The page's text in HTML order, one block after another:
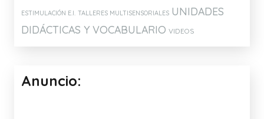
ESTIMULACIÓN E.I. TALLERES MULTISENSORIALES UNIDADES
DIDÁCTICAS Y VOCABULARIO VIDEOS
Anuncio: